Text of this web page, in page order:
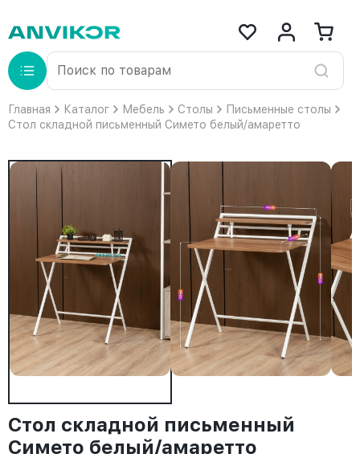
Главная Каталог Мебель Столы
Письменные столы
Стол складной письменный Симетo белый/амаретто
Стол складной письменный
Симетo белый/амаретто